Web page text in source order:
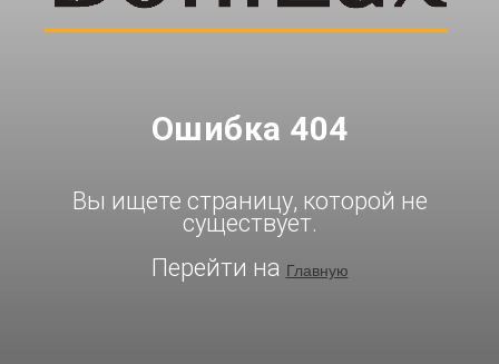
Ошибка 404
Вы ищете страницу, которой не
существует.
Перейти на Главную